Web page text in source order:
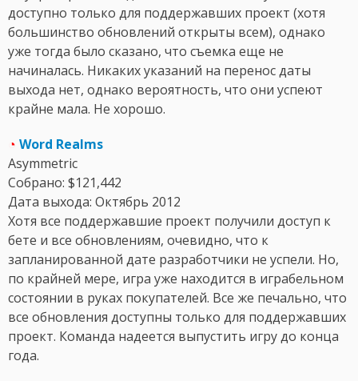
доступно только для поддержавших проект (хотя
большинство обновлений открыты всем), однако
уже тогда было сказано, что съемка еще не
начиналась. Никаких указаний на перенос даты
выхода нет, однако вероятность, что они успеют
крайне мала. Не хорошо.
◔ Word Realms
Asymmetric
Собрано: $121,442
Дата выхода: Октябрь 2012
Хотя все поддержавшие проект получили доступ к
бете и все обновлениям, очевидно, что к
запланированной дате разработчики не успели. Но,
по крайней мере, игра уже находится в играбельном
состоянии в руках покупателей. Все же печально, что
все обновления доступны только для поддержавших
проект. Команда надеется выпустить игру до конца
года.